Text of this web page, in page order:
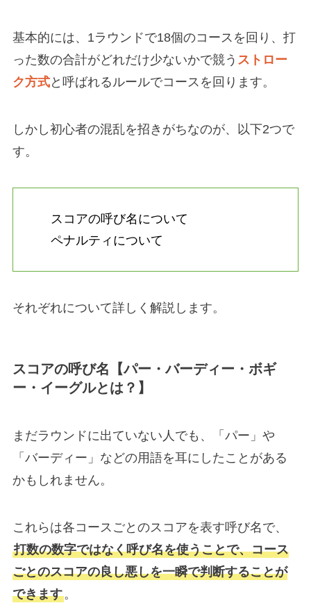
基本的には、1ラウンドで18個のコースを回り、打
った数の合計がどれだけ少ないかで競う ストロー
ク方式と呼ばれるルールでコースを回ります。
しかし初心者の混乱を招きがちなのが、以下2つで
す。
スコアの呼び名について
ペナルティについて
それぞれについて詳しく解説します。
スコアの呼び名【パー・バーディー・ボギ
ー・イーグルとは？】
まだラウンドに出ていない人でも、「パー」や
「バーディー」などの用語を耳にしたことがある
かもしれません。
これらは各コースごとのスコアを表す呼び名で、
打数の数字ではなく呼び名を使うことで、コース
ごとのスコアの良し悪しを一瞬で判断することが
できます。